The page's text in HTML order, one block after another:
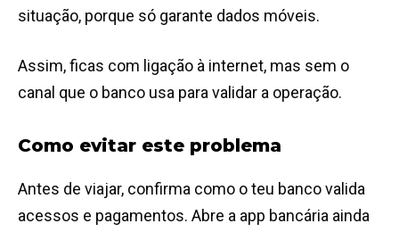
situação, porque só garante dados móveis.
Assim, ficas com ligação à internet, mas sem o
canal que o banco usa para validar a operação.
Como evitar este problema
Antes de viajar, confirma como o teu banco valida
acessos e pagamentos. Abre a app bancária ainda